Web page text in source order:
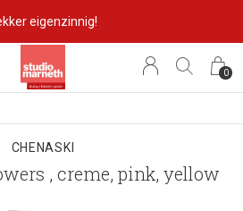
0
eigenzinnig!
CHENASKI
, creme, pink, yellow